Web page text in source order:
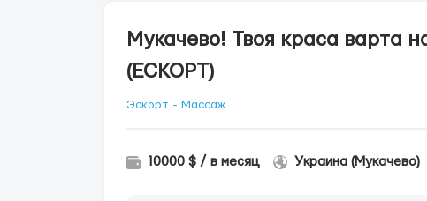
Мукачево! Твоя краса варта
(ЕСКОРТ)
Эскорт - Массаж
10000 $ / в месяц Украина (Мукачево)